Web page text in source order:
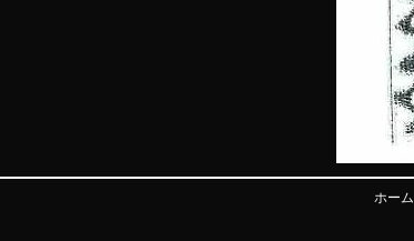
ホーム